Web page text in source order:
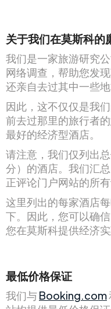
关于我们在莫斯科的
我们是一家旅游研究
网络调查，帮助您发
还亲自去过其中一些地
因此，这不仅仅是我
前去过那里的旅行者
最好的经济型酒店。
请注意，我们仅列出
分）的酒店。我们汇
正评论门户网站的所有
这里列出的每家酒店
下。因此，您可以确
您在莫斯科提供经济实
最低价格保证
我们与Booking.com